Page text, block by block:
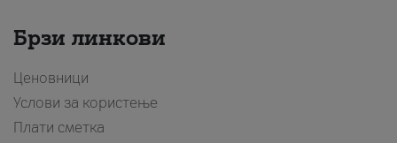
Брзи линкови
Ценовници
Услови за користење
Плати сметка